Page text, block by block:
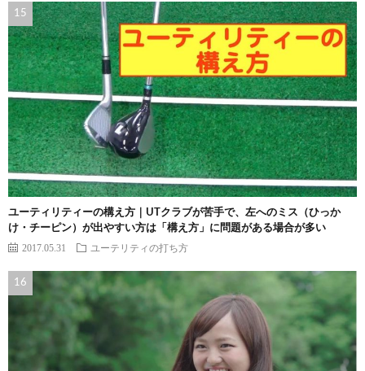
ユーティリティーの構え方｜UTクラブが苦手で、左へのミス（ひっか
け・チーピン）が出やすい方は「構え方」に問題がある場合が多い
2017.05.31 ユーテリティの打ち方